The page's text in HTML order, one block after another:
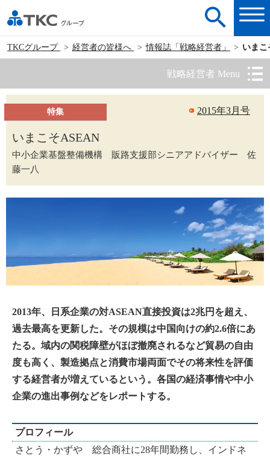
TKCグループ 経営者の皆様へ 情報誌「戦略経営者」 いまこ
戦略経営者 Menu
2015年3月号
特集
いまこそASEAN
中小企業基盤整備機構 販路支援部シニアアドバイザー 佐
藤一八
2013年、日系企業の対ASEAN直接投資は2兆円を超え、
過去最高を更新した。その規模は中国向けの約2.6倍にあ
たる。域内の関税障壁がほぼ撤廃されるなど貿易の自由
度も高く、製造拠点と消費市場両面でその将来性を評価
する経営者が増えているという。各国の経済事情や中小
企業の進出事例などをレポートする。
プロフィール
さとう・かずや 総合商社に28年間勤務し、インドネ